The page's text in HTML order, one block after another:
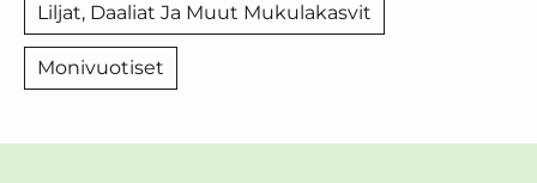
Liljat, Daaliat Ja Muut Mukulakasvit
Monivuotiset